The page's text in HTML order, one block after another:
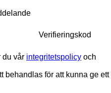
Verifieringskod
du vår integritetspolicy och
behandlas för att kunna ge ett